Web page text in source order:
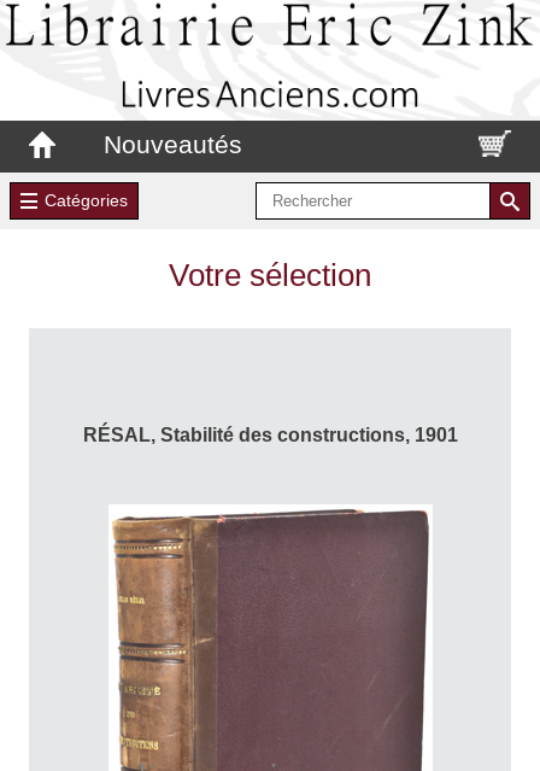
Nouveautés
Catégories
Votre sélection
RÉSAL, Stabilité des constructions, 1901